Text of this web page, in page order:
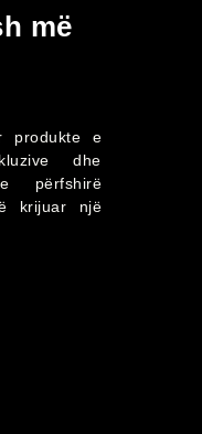
më
produkte e
dhe
përfshirë
krijuar një